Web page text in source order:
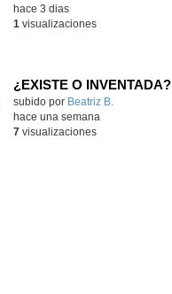
hace 3 dias
1 visualizaciones
¿EXISTE O INVENTADA?
Contenido educativo.
subido por Beatriz B.
hace una semana
7visualizaciones